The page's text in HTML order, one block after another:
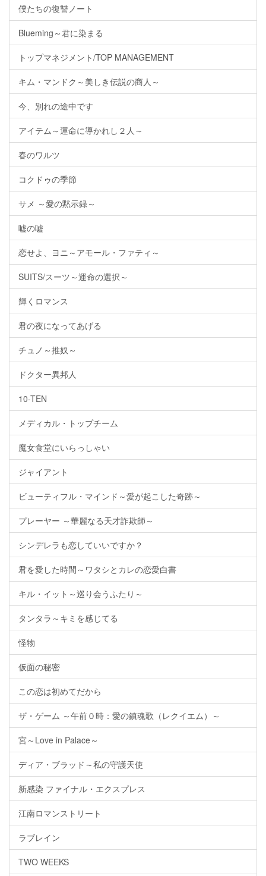
僕たちの復讐ノート
Blueming～君に染まる
トップマネジメント/TOP MANAGEMENT
キム・マンドク～美しき伝説の商人～
今、別れの途中です
アイテム～運命に導かれし２人～
春のワルツ
コクドゥの季節
サメ ～愛の黙示録～
嘘の嘘
恋せよ、ヨニ～アモール・ファティ～
SUITS/スーツ～運命の選択～
輝くロマンス
君の夜になってあげる
チュノ～推奴～
ドクター異邦人
10-TEN
メディカル・トップチーム
魔女食堂にいらっしゃい
ジャイアント
ビューティフル・マインド～愛が起こした奇跡～
プレーヤー ～華麗なる天才詐欺師～
シンデレラも恋していいですか？
君を愛した時間～ワタシとカレの恋愛白書
キル・イット～巡り会うふたり～
タンタラ～キミを感じてる
怪物
仮面の秘密
この恋は初めてだから
ザ・ゲーム ～午前０時：愛の鎮魂歌（レクイエム）～
宮～Love in Palace～
ディア・ブラッド～私の守護天使
新感染 ファイナル・エクスプレス
江南ロマンストリート
ラブレイン
TWO WEEKS